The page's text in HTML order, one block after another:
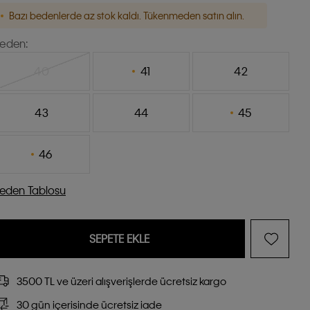
Bazı bedenlerde az stok kaldı. Tükenmeden satın alın.
41 42
43 44 45
46
Tablosu
SEPETE EKLE
3500 TL ve üzeri alışverişlerde ücretsiz kargo
30 gün içerisinde ücretsiz iade